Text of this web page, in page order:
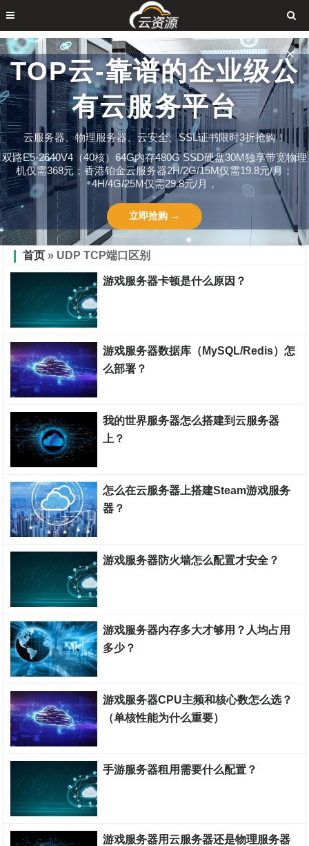
TOP云-靠谱的企业级公
有云服务平台
云服务器、物理服务器、云安全、SSL证书限时3折抢购！
双路E5-2640V4（40核）64G内存480G SSD硬盘30M独享带宽物理
机仅需368元；香港铂金云服务器2H/2G/15M仅需19.8元/月；
4H/4G/25M仅需29.8元/月，
立即抢购 →
✕
首页 » UDP TCP端口区别
游戏服务器卡顿是什么原因？
游戏服务器数据库（MySQL/Redis）怎
么部署？
我的世界服务器怎么搭建到云服务器
上？
怎么在云服务器上搭建Steam游戏服务
器？
游戏服务器防火墙怎么配置才安全？
游戏服务器内存多大才够用？人均占用
多少？
游戏服务器CPU主频和核心数怎么选？
（单核性能为什么重要）
手游服务器租用需要什么配置？
游戏服务器用云服务器还是物理服务器